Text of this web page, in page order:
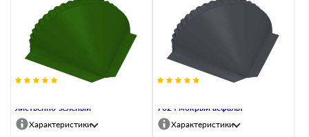
лиственно-зеленый
Характеристики
7024 мокрый асфальт
Характеристики